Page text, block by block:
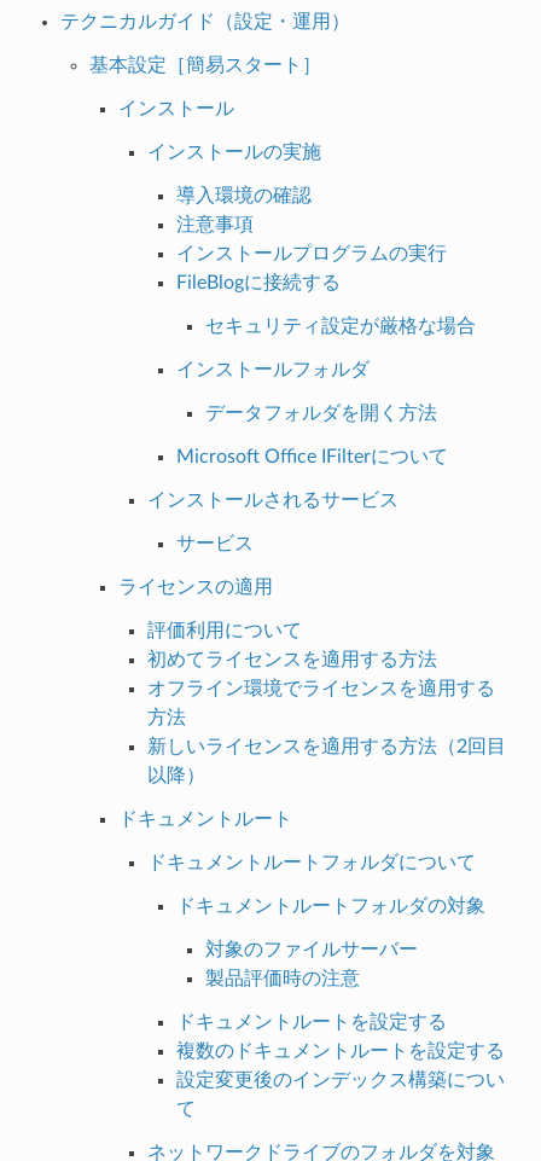
テクニカルガイド（設定・運用）
基本設定［簡易スタート］
インストール
インストールの実施
導入環境の確認
注意事項
インストールプログラムの実行
FileBlogに接続する
セキュリティ設定が厳格な場合
インストールフォルダ
データフォルダを開く方法
Microsoft Office IFilterについて
インストールされるサービス
サービス
ライセンスの適用
評価利用について
初めてライセンスを適用する方法
オフライン環境でライセンスを適用する
方法
新しいライセンスを適用する方法（2回目
以降）
ドキュメントルート
ドキュメントルートフォルダについて
ドキュメントルートフォルダの対象
対象のファイルサーバー
製品評価時の注意
ドキュメントルートを設定する
複数のドキュメントルートを設定する
設定変更後のインデックス構築につい
て
ネットワークドライブのフォルダを対象